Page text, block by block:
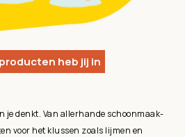
heb jij in
je denkt. Van allerhande schoonmaak-
voor het klussen zoals lijmen en